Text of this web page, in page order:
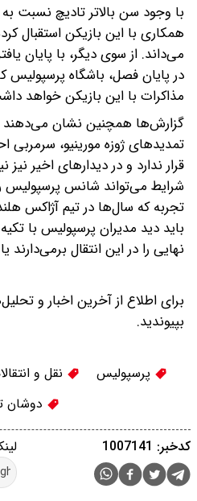
با وجود سن بالاتر تادیچ نسبت به
همکاری با این بازیکن استقبال
می‌داند. از سوی دیگر، با پایان
در پایان فصل، باشگاه پرسپولیس
مذاکرات با این بازیکن خواهد
گزارش‌ها همچنین نشان می‌دهند
تمدیدهای ژوزه مورینیو، سرمربی
قرار ندارد و در دیدارهای اخیر
شرایط می‌تواند شانس پرسپولیس
تجربه که سال‌ها در تیم آژاکس
باید دید مدیران پرسپولیس با
نهایی را در این انتقال برمی‌دارند
برای اطلاع از آخرین اخبار و
بپیوندید.
پرسپولیس نقل و
دوشان
کدخبر: 1007141